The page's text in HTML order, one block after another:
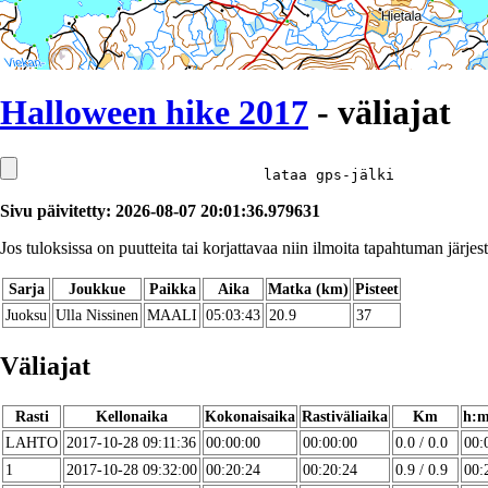
Halloween hike 2017 - väliajat
lataa gps-jälki
Sivu päivitetty: 2026-08-07 20:01:36.979631
Jos tuloksissa on puutteita tai korjattavaa niin ilmoita tapahtuman
Sarja Joukkue Paikka Aika Matka (km) Pisteet
Juoksu Ulla Nissinen MAALI 05:03:43 20.9 37
Väliajat
Rasti Kellonaika Kokonaisaika Rastiväliaika Km
LAHTO 2017-10-28 09:11:36 00:00:00 00:00:00 0.0 / 0.0
1
2017-10-28 09:32:00 00:20:24 00:20:24 0.9 / 0.9